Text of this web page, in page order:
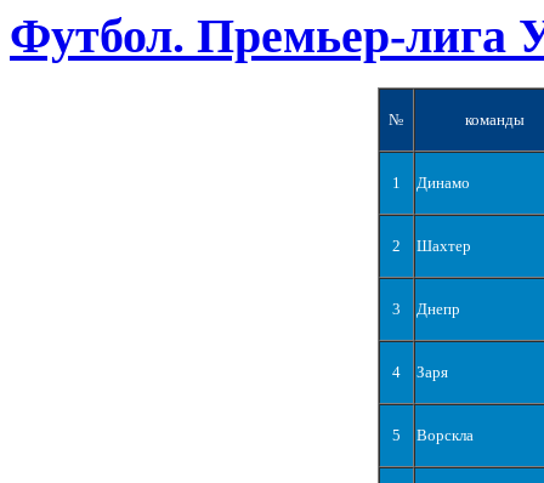
Футбол. Премьер-лига
№ команды
1 Динамо
2 Шахтер
3 Днепр
4 Заря
5 Ворскла